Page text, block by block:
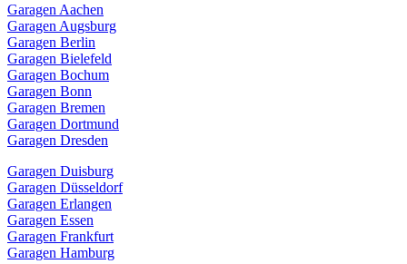
Garagen Aachen
Garagen Augsburg
Garagen Berlin
Garagen Bielefeld
Garagen Bochum
Garagen Bonn
Garagen Bremen
Garagen Dortmund
Garagen Dresden
Garagen Duisburg
Garagen Düsseldorf
Garagen Erlangen
Garagen Essen
Garagen Frankfurt
Garagen Hamburg